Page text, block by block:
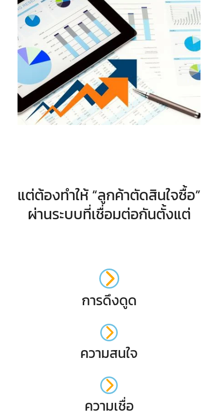
แต่ต้องทำให้ “ลูกค้าตัดสินใจซื้อ”
ผ่านระบบที่เชื่อมต่อกันตั้งแต่
การดึงดูด
ความสนใจ
ความเชื่อ